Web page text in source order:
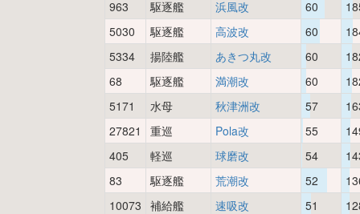
963
駆逐艦 浜風改 60
5030
駆逐艦 高波改 60
5334
揚陸艦 あきつ丸改 60
68
駆逐艦 満潮改 60
5171
水母 秋津洲改 57
27821
重巡 Pola改 55
405
軽巡 球磨改 54
83
駆逐艦 荒潮改 52
10073 補給艦 速吸改 51